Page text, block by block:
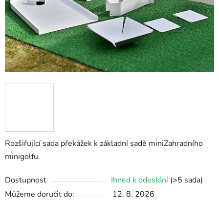
Rozšiřující sada překážek k základní sadě miniZahradního
minigolfu.
Dostupnost Ihned k odeslání (>5 sada)
Můžeme doručit do:
12. 8. 2026